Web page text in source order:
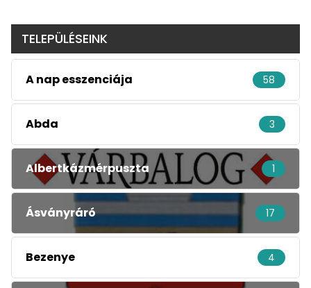
TELEPÜLÉSEINK
A nap esszenciája 58
Abda 3
Albertkázmérpuszta 1
Ásványráró 17
Bezenye 4